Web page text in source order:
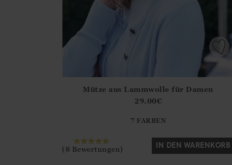
?? ""
Mütze aus Lammwolle für Damen
29.00€
7 FARBEN
(8 Bewertungen) IN DEN WARENKORB